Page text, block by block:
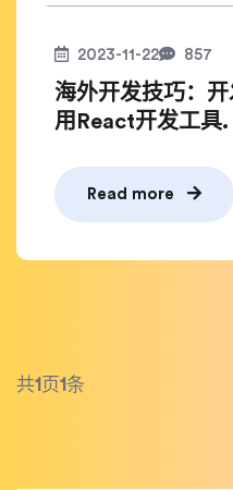
2023-11-22 857
海外开发技巧：
用React开发工具.
Read more
共1 页1条